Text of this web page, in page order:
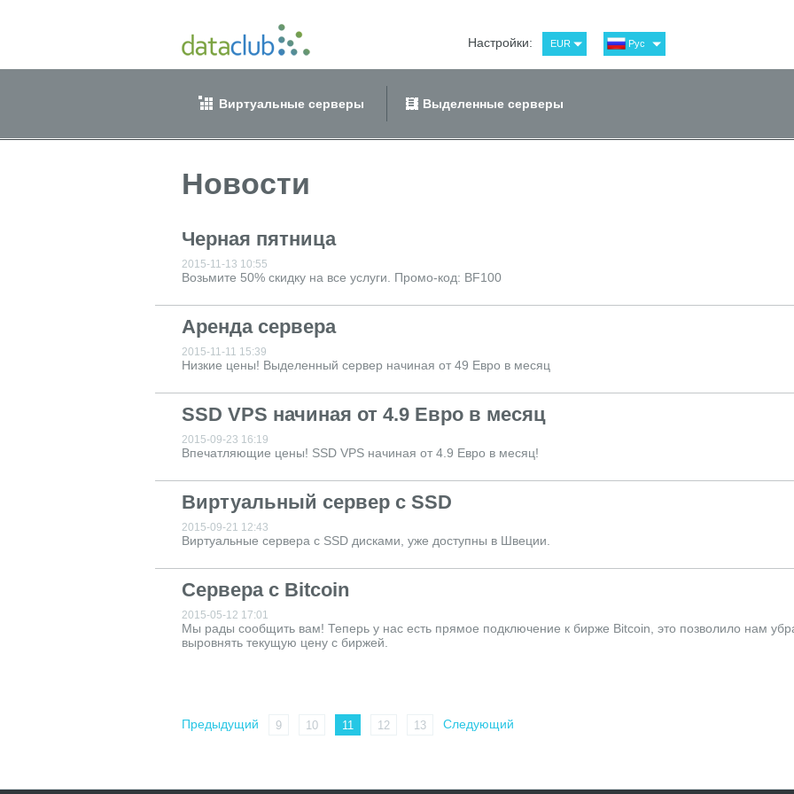
Настройки: EUR
USD
Рус
Eng
Виртуальные серверы Выделенные серверы
Новости
Черная пятница
2015-11-13 10:55
Возьмите 50% скидку на все услуги. Промо-код: BF100
Аренда сервера
2015-11-11 15:39
Низкие цены! Выделенный сервер начиная от 49 Евро в месяц
SSD VPS начиная от 4.9 Евро в месяц
2015-09-23 16:19
Впечатляющие цены! SSD VPS начиная от 4.9 Евро в месяц!
Виртуальный сервер с SSD
2015-09-21 12:43
Виртуальные сервера с SSD дисками, уже доступны в Швеции.
Сервера с Bitcoin
2015-05-12 17:01
Мы рады сообщить вам! Теперь у нас есть прямое подключение к бирже Bitcoin, это позволило нам
выровнять текущую цену с биржей.
Предыдущий 9 10 11 12 13 Следующий